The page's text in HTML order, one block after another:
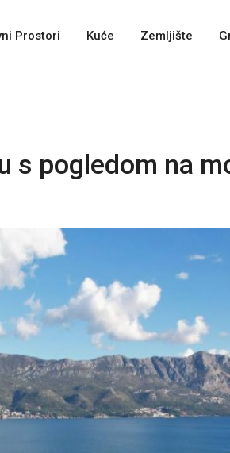
Prostori Kuće Zemljište
s pogledom na